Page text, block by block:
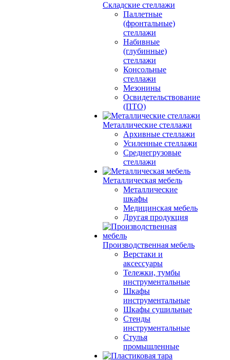
Складские стеллажи
Паллетные
(фронтальные)
стеллажи
Набивные
(глубинные)
стеллажи
Консольные
стеллажи
Мезонины
Освидетельствование
(ПТО)
Металлические стеллажи
Архивные стеллажи
Усиленные стеллажи
Среднегрузовые
стеллажи
Металлическая мебель
Металлические
шкафы
Медицинская мебель
Другая продукция
Производственная мебель
Верстаки и
аксессуары
Тележки, тумбы
инструментальные
Шкафы
инструментальные
Шкафы сушильные
Стенды
инструментальные
Cтулья
промышленные